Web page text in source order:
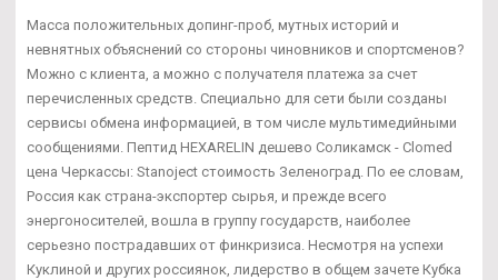
Масса положительных допинг-проб, мутных историй и
невнятных объяснений со стороны чиновников и спортсменов?
Можно с клиента, а можно с получателя платежа за счет
перечисленных средств. Специально для сети были созданы
сервисы обмена информацией, в том числе мультимедийными
сообщениями. Пептид HEXARELIN дешево Соликамск - Clomed
цена Черкассы: Stanoject стоимость Зеленоград. По ее словам,
Россия как страна-экспортер сырья, и прежде всего
энергоносителей, вошла в группу государств, наиболее
серьезно пострадавших от финкризиса. Несмотря на успехи
Куклиной и других россиянок, лидерство в общем зачете Кубка